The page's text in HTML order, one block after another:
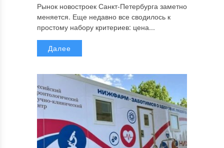
Рынок новостроек Санкт-Петербурга заметно
меняется. Еще недавно все сводилось к
простому набору критериев: цена...
Далее